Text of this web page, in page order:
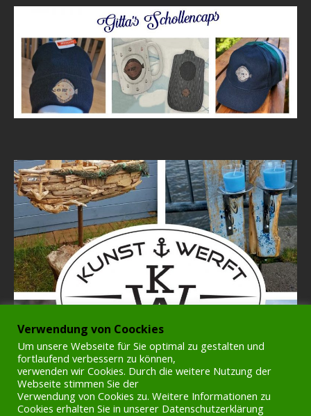
Verwendung von Coockies
Um unsere Webseite für Sie optimal zu gestalten und
fortlaufend verbessern zu können,
verwenden wir Cookies. Durch die weitere Nutzung der
Webseite stimmen Sie der
Verwendung von Cookies zu. Weitere Informationen zu
Cookies erhalten Sie in unserer Datenschutzerklärung